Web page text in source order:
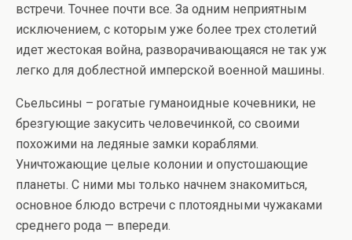
встречи. Точнее почти все. За одним неприятным
исключением, с которым уже более трех столетий
идет жестокая война, разворачивающаяся не так уж
легко для доблестной имперской военной машины.
Сьельсины – рогатые гуманоидные кочевники, не
брезгующие закусить человечинкой, со своими
похожими на ледяные замки кораблями.
Уничтожающие целые колонии и опустошающие
планеты. С ними мы только начнем знакомиться,
основное блюдо встречи с плотоядными чужаками
среднего рода — впереди.